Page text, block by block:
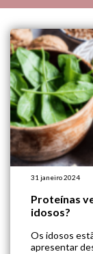
31 janeiro 2024
Proteínas
idosos?
Os idosos
apresentar